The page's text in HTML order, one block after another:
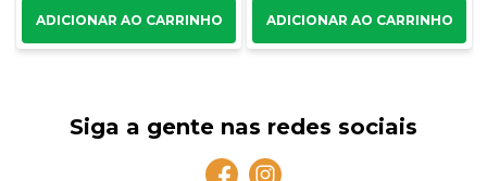
Siga a gente nas redes sociais